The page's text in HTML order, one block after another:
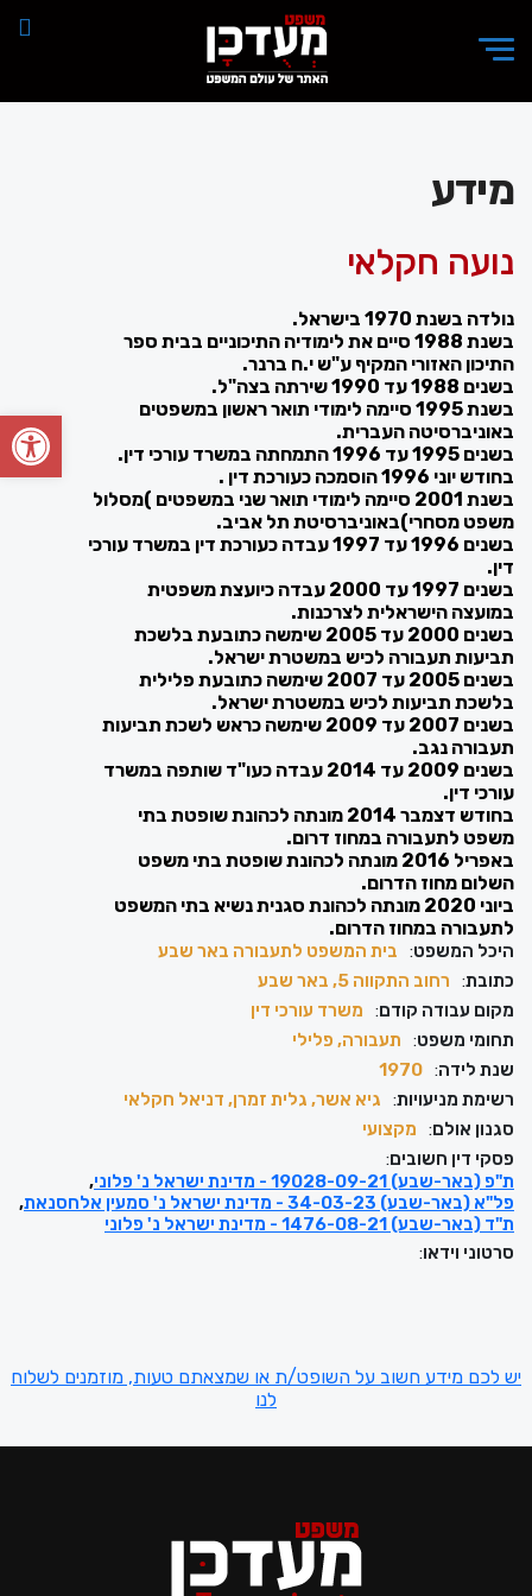
פתח
מידע
נועה חקלאי
נולדה בשנת 1970 בישראל.
בשנת 1988 סיים את לימודיה התיכוניים בבית ספר
התיכון האזורי המקיף ע"ש י.ח ברנר.
בשנים 1988 עד 1990 שירתה בצה"ל.
בשנת 1995 סיימה לימודי תואר ראשון במשפטים
באוניברסיטה העברית.
בשנים 1995 עד 1996 התמחתה במשרד עורכי דין.
בחודש יוני 1996 הוסמכה כעורכת דין .
בשנת 2001 סיימה לימודי תואר שני במשפטים )מסלול
משפט מסחרי)באוניברסיטת תל אביב.
בשנים 1996 עד 1997 עבדה כעורכת דין במשרד עורכי
דין.
בשנים 1997 עד 2000 עבדה כיועצת משפטית
במועצה הישראלית לצרכנות.
בשנים 2000 עד 2005 שימשה כתובעת בלשכת
תביעות תעבורה לכיש במשטרת ישראל.
בשנים 2005 עד 2007 שימשה כתובעת פלילית
בלשכת תביעות לכיש במשטרת ישראל.
בשנים 2007 עד 2009 שימשה כראש לשכת תביעות
תעבורה נגב.
בשנים 2009 עד 2014 עבדה כעו"ד שותפה במשרד
עורכי דין.
בחודש דצמבר 2014 מונתה לכהונת שופטת בתי
משפט לתעבורה במחוז דרום.
באפריל 2016 מונתה לכהונת שופטת בתי משפט
השלום מחוז הדרום.
ביוני 2020 מונתה לכהונת סגנית נשיא בתי המשפט
לתעבורה במחוז הדרום.
היכל המשפט:
בית המשפט לתעבורה באר שבע
כתובת:
רחוב התקווה 5, באר שבע
מקום עבודה קודם:
משרד עורכי דין
תחומי משפט:
תעבורה, פלילי
שנת לידה:
1970
רשימת מניעויות:
גיא אשר, גלית זמרן, דניאל חקלאי
סגנון אולם:
מקצועי
פסקי דין חשובים:
ת"פ (באר-שבע) 19028-09-21 - מדינת ישראל נ' פלוני
פל"א (באר-שבע) 34-03-23 - מדינת ישראל נ' סמעין אלחסנאת
ת"ד (באר-שבע) 1476-08-21 - מדינת ישראל נ' פלוני
סרטוני וידאו:
יש לכם מידע חשוב על השופט/ת או שמצאתם טעות, מוזמנים לשלוח
לנו